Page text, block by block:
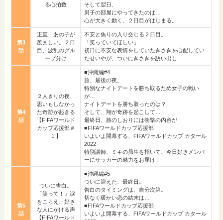
る心拍数
そして翌日、
男子の部屋にやってきたのは…
心が大きく動く、２日目がはじまる。
第3
話
正直…あの子が
羨ましい。２日
目、波乱のグル
ープ分け
不安と焦りの入り交じる２日目。
「笑っていてほしい」
初日に不安な表情をしていたきさきを心配してい
たせいやが、ついにきさきを誘い出し…
第4
話
２人きりの夜、
思いもしなかっ
た奇跡が起きる
【FIFAワールド
カップ応援部＃
１】
■沖縄編#4
旅、最後の夜。
特別なナイトデートを勝ち取るため女子の戦い
が…
ナイトデートを勝ち取ったのは？
そして、翔が奇跡を起こして…
最終日、旅のしおりには衝撃の内容が
■FIFAワールドカップ応援部
いよいよ開幕する、FIFAワールドカップ カタール
2022
特別講師、ミキの昴生を招いて、今日好きメンバ
ーにサッカーの魅力をお届け！
第5
話
ついに告白。
「笑って！」涙
をこらえ、好き
な人にかける声
【FIFAワールド
■沖縄編#5
ついに迎えた、最終日。
告白のタイミングは、自分次第。
切なく暖かい恋の結末は…
■FIFAワールドカップ応援部
いよいよ開幕する、FIFAワールドカップ カタール